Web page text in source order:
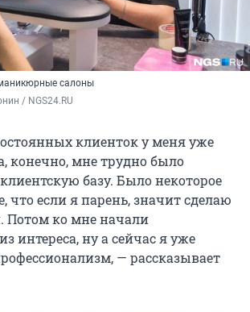
салоны
/ NGS24.RU
клиенток у меня уже
конечно, мне трудно было
базу. Было некоторое
что если я парень, значит сделаю
Потом ко мне начали
интереса, ну а сейчас я уже
— рассказывает